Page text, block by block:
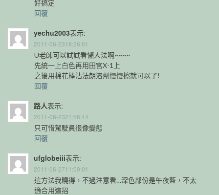
好搞定
回覆
yechu2003表示:
2011-06-2318:26:01
U老師可以試試看懶人法啊~~~~
先統一上白色再用田宮X-1上
之後用棉花棒沾法朗溶劑慢慢擦就可以了!
回覆
路人表示:
2011-06-2321:56:44
只可惜駕駛員很像變態
回覆
ufglobeiii表示:
2011-06-2711:09:01
這方法我曉得，不過注意看…深色部份是午夜藍，不太
適合用這招